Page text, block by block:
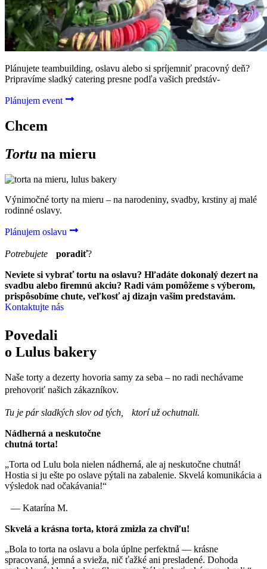
Plánujete teambuilding, oslavu alebo si spríjemniť pracovný deň?
Pripravíme sladký catering presne podľa vašich predstáv-
Plánujem event
Chcem
Tortu na mieru
Výnimočné torty na mieru – na narodeniny, svadby, krstiny aj malé
rodinné oslavy.
Plánujem oslavu
Potrebujete poradiť?
Neviete si vybrať tortu na oslavu? Hľadáte dokonalý dezert na
svadbu alebo firemnú akciu? Radi vám pomôžeme s výberom,
prispôsobíme chute, veľkosť aj dizajn vašim predstavám.
Kontaktujte nás
Povedali
o Lulus bakery
Naše torty a dezerty hovoria samy za seba – no radi nechávame
prehovoriť našich zákazníkov.
Tu je pár sladkých slov od tých, ktorí už ochutnali.
Nádherná a neskutočne
chutná torta!
„Torta od Lulu bola nielen nádherná, ale aj neskutočne chutná!
Hostia si ju ešte po oslave pýtali na zabalenie. Skvelá komunikácia a
výsledok nad očakávania!“
— Katarína M.
Skvelá a krásna torta, ktorá zmizla za chvíľu!
„Bola to torta na oslavu a bola úplne perfektná — krásne
spracovaná, jemná a svieža, nič ťažké ani presladené. Dohoda